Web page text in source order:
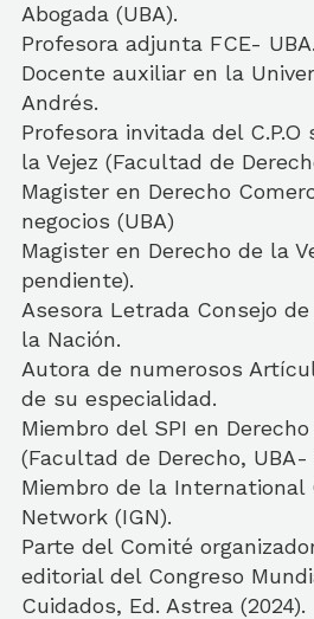
Abogada (UBA).
Profesora adjunta FCE- UBA.
Docente auxiliar en la
Andrés.
Profesora invitada del C.P.O
la Vejez (Facultad de
Magister en Derecho
negocios (UBA)
Magister en Derecho de la
pendiente).
Asesora Letrada Consejo
la Nación.
Autora de numerosos
de su especialidad.
Miembro del SPI en
(Facultad de Derecho, UBA-
Miembro de la International
Network (IGN).
Parte del Comité
editorial del Congreso
Cuidados, Ed. Astrea (2024).